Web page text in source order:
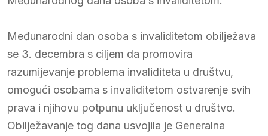
Međunarodni dan osoba s invaliditetom obilježava
se 3. decembra s ciljem da promovira
razumijevanje problema invaliditeta u društvu,
omogući osobama s invaliditetom ostvarenje svih
prava i njihovu potpunu uključenost u društvo.
Obilježavanje tog dana usvojila je Generalna